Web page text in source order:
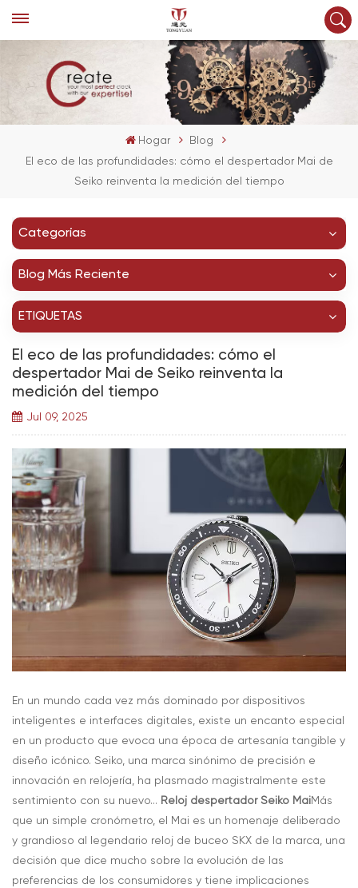
Hogar
Blog
El eco de las profundidades: cómo el despertador Mai de
Seiko reinventa la medición del tiempo
Categorías
Blog Más Reciente
ETIQUETAS
El eco de las profundidades: cómo el
despertador Mai de Seiko reinventa la
medición del tiempo
Jul 09, 2025
En un mundo cada vez más dominado por dispositivos
inteligentes e interfaces digitales, existe un encanto especial
en un producto que evoca una época de artesanía tangible y
diseño icónico. Seiko, una marca sinónimo de precisión e
innovación en relojería, ha plasmado magistralmente este
sentimiento con su nuevo... Reloj despertador Seiko MaiMás
que un simple cronómetro, el Mai es un homenaje deliberado
y grandioso al legendario reloj de buceo SKX de la marca, una
decisión que dice mucho sobre la evolución de las
preferencias de los consumidores y tiene implicaciones